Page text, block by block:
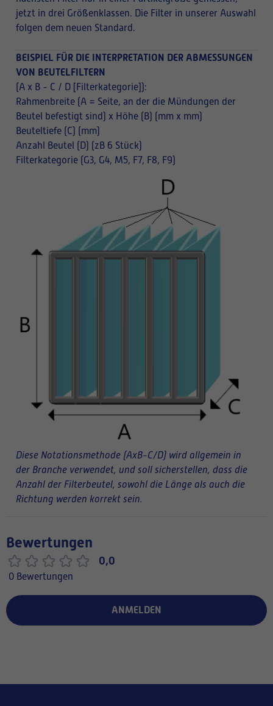
jetzt in drei Größenklassen. Die Filter in unserer Auswahl
folgen dem neuen Standard.
BEISPIEL FÜR DIE INTERPRETATION DER ABMESSUNGEN
VON BEUTELFILTERN
(A x B - C / D [Filterkategorie]):
Rahmenbreite (A = Seite, an der die Mündungen der
Beutel befestigt sind) x Höhe (B) (mm x mm)
Beuteltiefe (C) (mm)
Anzahl Beutel (D) (zB 6 Stück)
Filterkategorie (G3, G4, M5, F7, F8, F9)
Diese Notationsmethode (AxB-C/D) wird allgemein in
der Branche verwendet, und soll sicherstellen, dass die
Anzahl der Filterbeutel, sowohl die Länge als auch die
Richtung werden korrekt sein.
Bewertungen
0,0
0 Bewertungen
ANMELDEN